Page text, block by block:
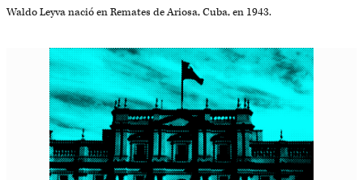
Waldo Leyva nació en Remates de Ariosa, Cuba, en 1943.